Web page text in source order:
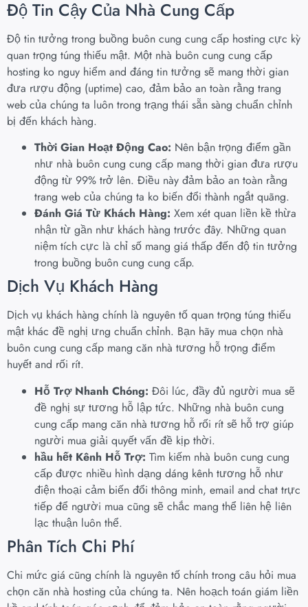
Độ Tin Cậy Của Nhà Cung Cấp
Độ tin tưởng trong buồng buôn cung cung cấp hosting cực kỳ
quan trọng túng thiếu mật. Một nhà buôn cung cung cấp
hosting ko nguy hiểm and đáng tin tưởng sẽ mang thời gian
đưa rượu động (uptime) cao, đảm bảo an toàn rằng trang
web của chúng ta luôn trong trạng thái sẵn sàng chuẩn chỉnh
bị đến khách hàng.
Thời Gian Hoạt Động Cao: Nên bận trọng điểm gần
như nhà buôn cung cung cấp mang thời gian đưa rượu
động từ 99% trở lên. Điều này đảm bảo an toàn rằng
trang web của chúng ta ko biến đổi thành ngắt quãng.
Đánh Giá Từ Khách Hàng: Xem xét quan liền kề thừa
nhận từ gần như khách hàng trước đây. Những quan
niệm tích cực là chỉ số mang giá thấp đến độ tin tưởng
trong buồng buôn cung cung cấp.
Dịch Vụ Khách Hàng
Dịch vụ khách hàng chính là nguyên tố quan trọng túng thiếu
mật khác đề nghị ưng chuẩn chỉnh. Bạn hãy mua chọn nhà
buôn cung cung cấp mang căn nhà tương hỗ trọng điểm
huyết and rối rít.
Hỗ Trợ Nhanh Chóng: Đôi lúc, đầy đủ người mua sẽ
đề nghị sự tương hỗ lập tức. Những nhà buôn cung
cung cấp mang căn nhà tương hỗ rối rít sẽ hỗ trợ giúp
người mua giải quyết vấn đề kịp thời.
hầu hết Kênh Hỗ Trợ: Tìm kiếm nhà buôn cung cung
cấp được nhiều hình dạng dáng kênh tương hỗ như
điện thoại cảm biến đổi thông minh, email and chat trực
tiếp để người mua cũng sẽ chắc mang thể liên hệ liên
lạc thuận luôn thể.
Phân Tích Chi Phí
Chi mức giá cũng chính là nguyên tố chính trong câu hỏi mua
chọn căn nhà hosting của chúng ta. Nên hoạch toán giám liền